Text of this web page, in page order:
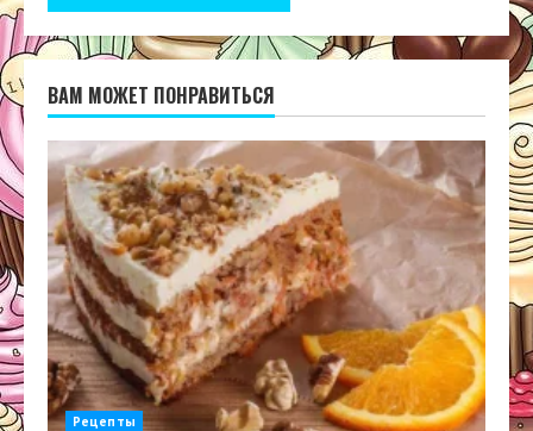
ВАМ МОЖЕТ ПОНРАВИТЬСЯ
Рецепты